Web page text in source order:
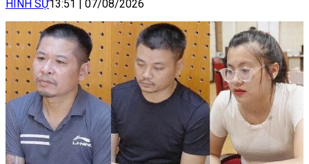
HÌNH SỰ13:51 07/08/2026